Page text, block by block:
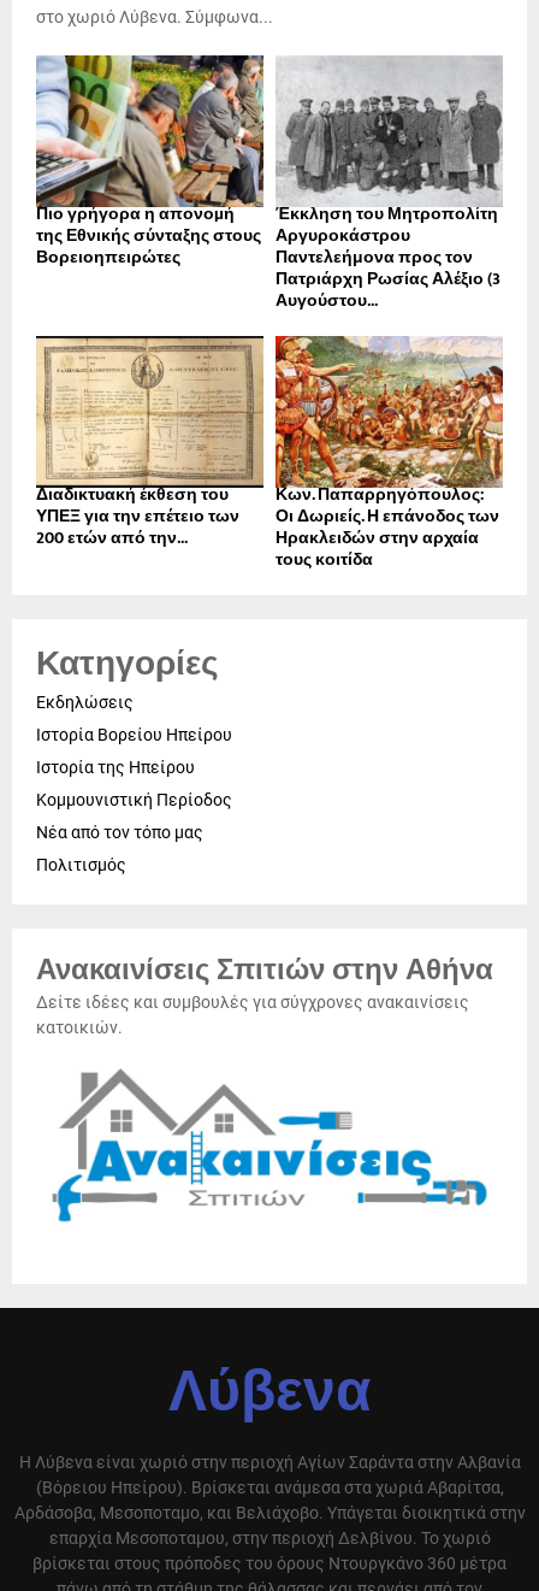
στο χωριό Λύβενα. Σύμφωνα...
Πιο γρήγορα η απονοµή
της Εθνικής σύνταξης στους
Βορειοηπειρώτες
Έκκληση του Μητροπολίτη
Αργυροκάστρου
Παντελεήμονα προς τον
Πατριάρχη Ρωσίας Αλέξιο (3
Αυγούστου...
Διαδικτυακή έκθεση του
ΥΠΕΞ για την επέτειο των
200 ετών από την...
Κων. Παπαρρηγόπουλος:
Οι Δωριείς. Η επάνοδος των
Ηρακλειδών στην αρχαία
τους κοιτίδα
Κατηγορίες
Εκδηλώσεις
Ιστορία Βορείου Ηπείρου
Ιστορία της Ηπείρου
Κομμουνιστική Περίοδος
Νέα από τον τόπο μας
Πολιτισμός
Ανακαινίσεις Σπιτιών στην Αθήνα
Δείτε ιδέες και συμβουλές για σύγχρονες ανακαινίσεις
κατοικιών.
Λύβενα
Η Λύβενα είναι χωριό στην περιοχή Αγίων Σαράντα στην Αλβανία
(Βόρειου Ηπείρου). Βρίσκεται ανάμεσα στα χωριά Αβαρίτσα,
Αρδάσοβα, Μεσοποταμο, και Βελιάχοβο. Υπάγεται διοικητικά στην
επαρχία Μεσοποταμου, στην περιοχή Δελβίνου. Το χωριό
βρίσκεται στους πρόποδες του όρους Ντουργκάνο 360 μέτρα